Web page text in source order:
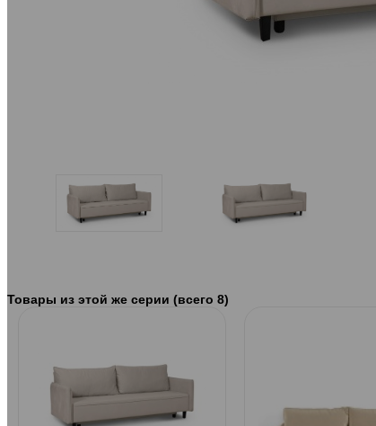
Товары из этой же серии (всего 8)